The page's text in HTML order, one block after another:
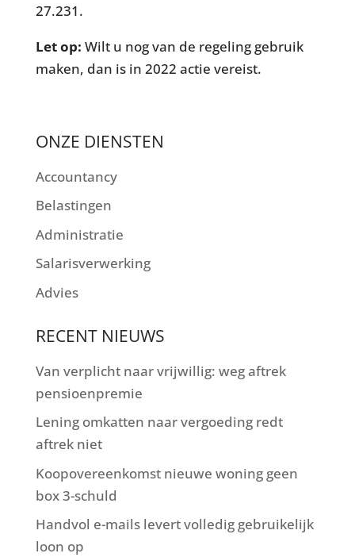
27.231.
Let op: Wilt u nog van de regeling gebruik
maken, dan is in 2022 actie vereist.
ONZE DIENSTEN
Accountancy
Belastingen
Administratie
Salarisverwerking
Advies
RECENT NIEUWS
Van verplicht naar vrijwillig: weg aftrek
pensioenpremie
Lening omkatten naar vergoeding redt
aftrek niet
Koopovereenkomst nieuwe woning geen
box 3-schuld
Handvol e-mails levert volledig gebruikelijk
loon op